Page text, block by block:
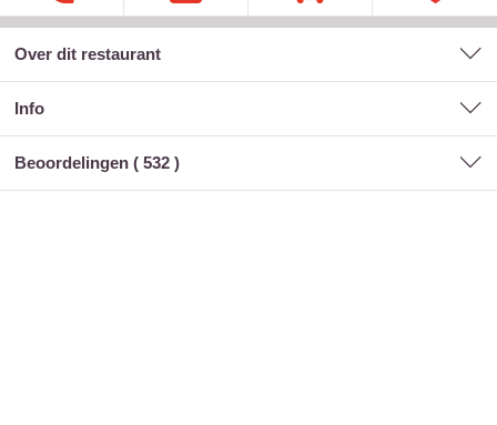
Over dit restaurant
Info
Beoordelingen ( 532 )